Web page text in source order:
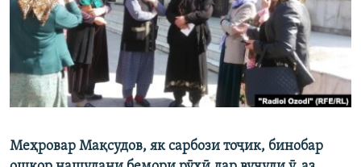
ГУЗОРИШҲОИ РАДИОӢ
Русский
ПАЙГИРӢ КУНЕД
Меҳровар Мақсудов, як сарбози тоҷик, бинобар